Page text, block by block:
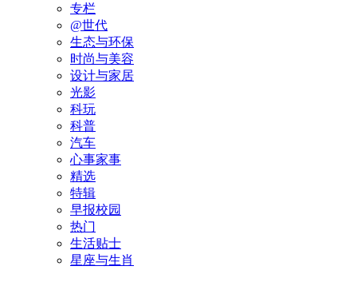
专栏
@世代
生态与环保
时尚与美容
设计与家居
光影
科玩
科普
汽车
心事家事
精选
特辑
早报校园
热门
生活贴士
星座与生肖